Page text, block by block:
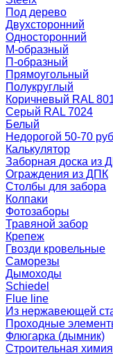
Под дерево
Двухсторонний
Односторонний
М-образный
П-образный
Прямоугольный
Полукруглый
Коричневый RAL
Серый RAL 7024
Белый
Недорогой 50-70
Калькулятор
Заборная доска из
Ограждения из ДПК
Столбы для забора
Колпаки
Фотозаборы
Травяной забор
Крепеж
Гвозди кровельные
Саморезы
Дымоходы
Schiedel
Flue line
Из нержавеющей
Проходные
Флюгарка (дымник)
Строительная химия